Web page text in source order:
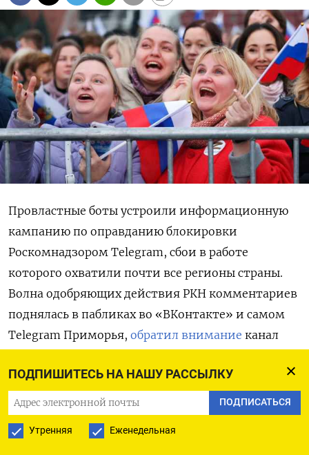
ПОДПИШИТЕСЬ НА НАШУ РАССЫЛКУ
ПОДПИСАТЬСЯ
Утренняя Еженедельная
Провластные боты устроили информационную
кампанию по оправданию блокировки
Роскомнадзором Telegram, сбои в работе
которого охватили почти все регионы страны.
Волна одобряющих действия РКН комментариев
поднялась в пабликах во «ВКонтакте» и самом
Telegram Приморья, обратил внимание канал
фейковых, массово оставляют однотипные
комментарии под материалами, связанными
со вводимыми в отношении мессенджера
ограничениями.